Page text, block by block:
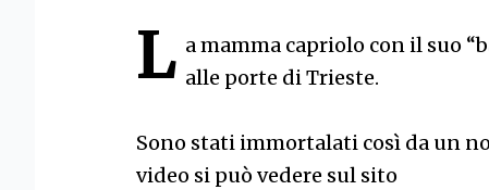
L a mamma capriolo con il suo
alle porte di Trieste.
Sono stati immortalati così da un
video si può vedere sul sito